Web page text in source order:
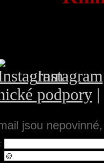
Instagram
podpory |
jsou